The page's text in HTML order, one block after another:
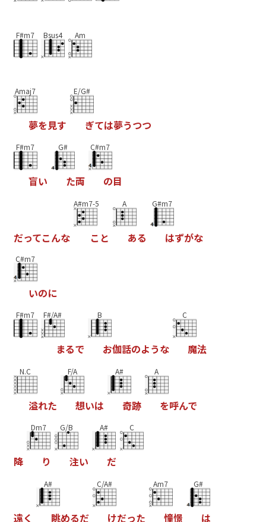
F#m7 Bsus4 Am
Amaj7
夢を見す
E/G#
ぎては夢うつつ
F#m7
盲い
G#
た両
C#m7
の目
だってこんな
A#m7-5
こ と
A
ある
G#m7
はずがな
C#m7
いのに
F#m7 F#/A#
まるで
B
お伽話のような
C
魔法
N.C
溢れた
F/A
想いは
A#
奇跡
A
を呼んで
降
Dm7
り
G/B
注い
A#
だ
C
遠く
A#
眺めるだ
C/A#
けだった
Am7
憧憬
G#
は